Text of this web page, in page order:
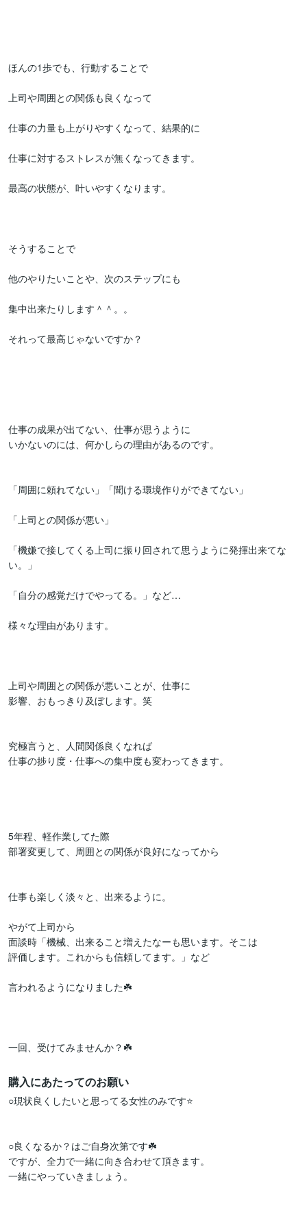
ほんの1歩でも、行動することで
上司や周囲との関係も良くなって
仕事の力量も上がりやすくなって、結果的に
仕事に対するストレスが無くなってきます。
最高の状態が、叶いやすくなります。
そうすることで
他のやりたいことや、次のステップにも
集中出来たりします＾＾。。
それって最高じゃないですか？
仕事の成果が出てない、仕事が思うように
いかないのには、何かしらの理由があるのです。
「周囲に頼れてない」「聞ける環境作りができてない」
「上司との関係が悪い」
「機嫌で接してくる上司に振り回されて思うように発揮出来てな
い。」
「自分の感覚だけでやってる。」など…
様々な理由があります。
上司や周囲との関係が悪いことが、仕事に
影響、おもっきり及ぼします。笑
究極言うと、人間関係良くなれば
仕事の捗り度・仕事への集中度も変わってきます。
5年程、軽作業してた際
部署変更して、周囲との関係が良好になってから
仕事も楽しく淡々と、出来るように。
やがて上司から
面談時「機械、出来ること増えたなーも思います。そこは
評価します。これからも信頼してます。」など
言われるようになりました☘️
一回、受けてみませんか？☘️
購入にあたってのお願い
○現状良くしたいと思ってる女性のみです⭐️
○良くなるか？はご自身次第です☘️
ですが、全力で一緒に向き合わせて頂きます。
一緒にやっていきましょう。